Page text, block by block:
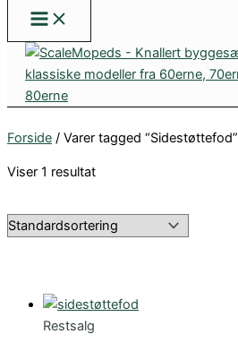
Forside / Varer tagged “Sidestøttefod”
Viser 1 resultat
Restsalg